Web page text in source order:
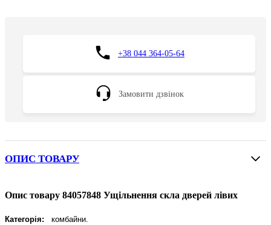
+38 044 364-05-64
Замовити дзвінок
ОПИС ТОВАРУ
Опис товару 84057848 Ущільнення скла дверей лівих
Категорія: комбайни.